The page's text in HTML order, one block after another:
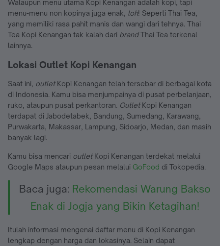
Walaupun menu utama Kopi Kenangan adalah kopi, tapi
menu-menu non kopinya juga enak, loh! Seperti Thai Tea,
yang memiliki rasa pahit manis dan wangi dari tehnya. Thai
Tea Kopi Kenangan tak kalah dari brandThai Tea terkenal
lainnya.
Lokasi Outlet Kopi Kenangan
Saat ini, outletKopi Kenangan telah tersebar di berbagai kota
di Indonesia. Kamu bisa menjumpainya di pusat perbelanjaan,
ruko, ataupun pusat perkantoran. OutletKopi Kenangan
terdapat di Jabodetabek, Bandung, Sumedang, Karawang,
Purwakarta, Makassar, Lampung, Sidoarjo, Medan, dan masih
banyak lagi.
Kamu bisa mencari outletKopi Kenangan terdekat melalui
Google Maps ataupun pesan melalui GoFood di Tokopedia.
Baca juga: Rekomendasi Warung Bakso
Enak di Jogja yang Bikin Ketagihan!
Itulah informasi mengenai daftar menu di Kopi Kenangan
lengkap dengan harga dan lokasinya. Selain dapat